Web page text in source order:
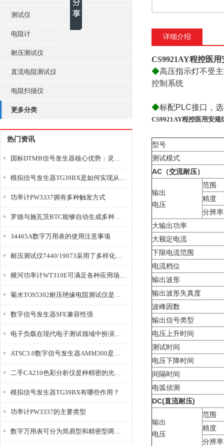
测试仪
电阻计
耐压测试仪
直流电阻测试仪
电阻扫描仪
更多分类
热门资讯
国标DTMB信号发生器核心优势：灵活性与准确性的结合
模拟信号发生器TG39BX是如何实现从直流到交流的波形转换?
功率计PW3337拥有多种触发方式
罗德与施瓦茨BTC能够自动生成多种音视频信号
34465A数字万用表的使用注意事项
耐压测试仪7440/19073采用了多样化的功能设计
横河功率计WT310E可满足各种应用场景的需求
菊水TOS5302耐压绝缘电阻测试仪是种重要的电气安全检测设备
数字信号发生器SFE兼容性强
电子负载在现代电子测试领域中扮演着重要的角色
ATSC3.0数字信号发生器AMM300是能够产生各种数字信号的电子设备
二手CA210色彩分析仪是种精密的光学测量仪器
模拟信号发生器TG39BX有哪些作用？
功率计PW3337的主要类型
数字万用表可分为简易型和精密型两大类
详细介绍
CS9921AY程控医
◆高压指示灯不受
控制系统
◆标配PLC接口，
CS9921AY程控医用安规
型号
测试模式
AC （交流耐压）
输出
电压
范围
精度
分辨率
大输出功率
大额定电流
下限电流范围
电流档位
输出波形
输出波形失真度
波峰因数
输出信号类型
电压上升时间
测试时间
电压下降时间
间隔时间
电弧侦测
DC(直流耐压)
输出
电压
范围
精度
分辨率